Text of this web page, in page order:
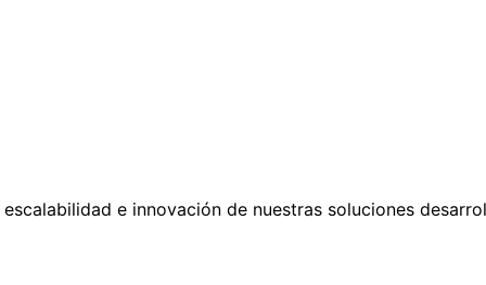
e innovación de nuestras soluciones